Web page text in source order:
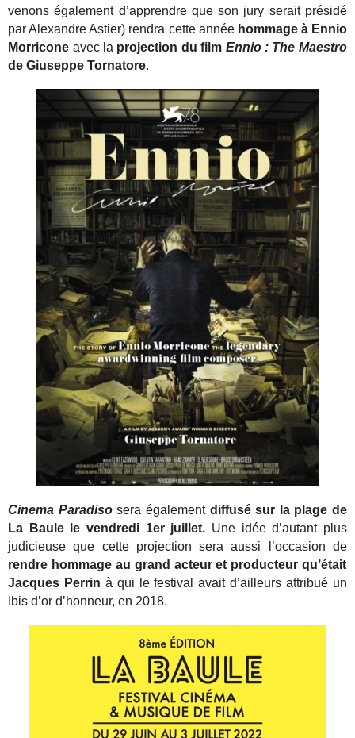
venons également d’apprendre que son jury serait présidé
par Alexandre Astier) rendra cette année hommage à Ennio
Morricone avec la projection du film Ennio : The Maestro
de Giuseppe Tornatore.
Cinema Paradisosera également diffusé sur la plage de
La Baule le vendredi 1er juillet. Une idée d’autant plus
judicieuse que cette projection sera aussi l’occasion de
rendre hommage au grand acteur et producteur qu’était
Jacques Perrin à qui le festival avait d’ailleurs attribué un
Ibis d’or d’honneur, en 2018.